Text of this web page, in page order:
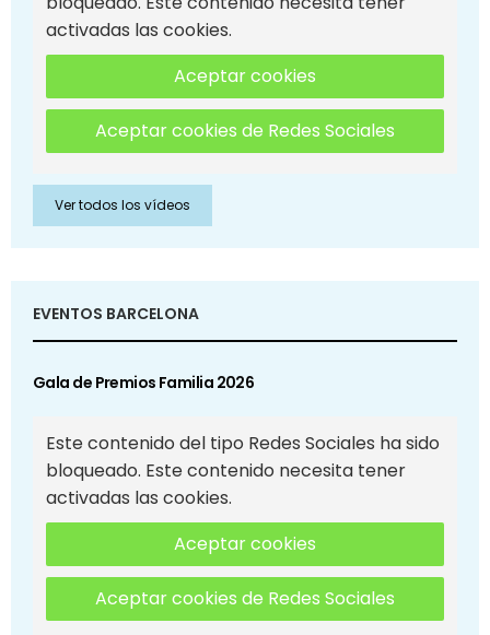
activadas las cookies.
Aceptar cookies
Aceptar cookies de Redes Sociales
Ver todos los vídeos
EVENTOS BARCELONA
Gala de Premios Familia 2026
Este contenido del tipo Redes Sociales ha sido
bloqueado. Este contenido necesita tener
activadas las cookies.
Aceptar cookies
Aceptar cookies de Redes Sociales